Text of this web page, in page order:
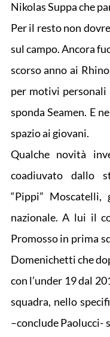
Nikolas Suppa che
Per il resto non
sul campo. Ancora
scorso anno ai
per motivi personali
sponda Seamen. E
spazio ai giovani.
Qualche novità
coadiuvato dallo
“Pippi” Moscatelli,
nazionale. A lui il
Promosso in prima
Domenichetti che
con l’under 19 dal
squadra, nello
–conclude Paolucci-